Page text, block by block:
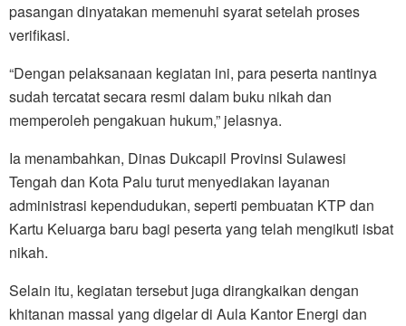
pasangan dinyatakan memenuhi syarat setelah proses
verifikasi.
“Dengan pelaksanaan kegiatan ini, para peserta nantinya
sudah tercatat secara resmi dalam buku nikah dan
memperoleh pengakuan hukum,” jelasnya.
Ia menambahkan, Dinas Dukcapil Provinsi Sulawesi
Tengah dan Kota Palu turut menyediakan layanan
administrasi kependudukan, seperti pembuatan KTP dan
Kartu Keluarga baru bagi peserta yang telah mengikuti isbat
nikah.
Selain itu, kegiatan tersebut juga dirangkaikan dengan
khitanan massal yang digelar di Aula Kantor Energi dan